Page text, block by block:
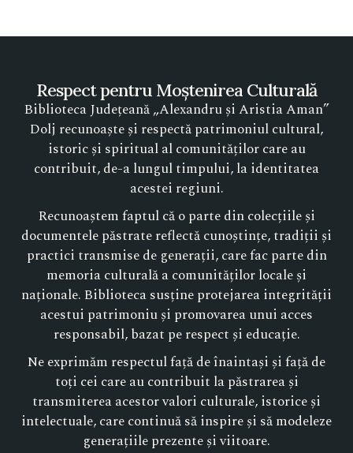
Respect pentru Moștenirea Culturală
Biblioteca Județeană „Alexandru și Aristia Aman”
Dolj recunoaște și respectă patrimoniul cultural,
istoric și spiritual al comunităților care au
contribuit, de-a lungul timpului, la identitatea
acestei regiuni.
Recunoaștem faptul că o parte din colecțiile și
documentele păstrate reflectă cunoștințe, tradiții și
practici transmise de generații, care fac parte din
memoria culturală a comunităților locale și
naționale. Biblioteca susține protejarea integrității
acestui patrimoniu și promovarea unui acces
responsabil, bazat pe respect și educație.
Ne exprimăm respectul față de înaintași și față de
toți cei care au contribuit la păstrarea și
transmiterea acestor valori culturale, istorice și
intelectuale, care continuă să inspire și să modeleze
generațiile prezente și viitoare.